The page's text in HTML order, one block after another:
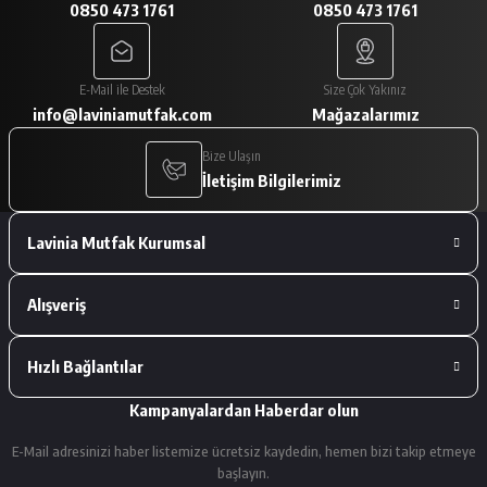
A... V... | 29/01/2026
Paketleme çok iyiydi. Ürünler tam
istediğimiz gibiydi.
A... V... | 29/01/2026
Deneyimini Paylaş
0850 473 1761 0850 473 1761
E-Mail ile Destek
info@laviniamutfak.com
Size Çok Yakınız
Mağazalarımız
Bize Ulaşın
İletişim Bilgilerimiz
Lavinia Mutfak Kurumsal
Alışveriş
Hızlı Bağlantılar
Kampanyalardan Haberdar olun
E-Mail adresinizi haber listemize ücretsiz kaydedin, hemen bizi takip etmeye
başlayın.